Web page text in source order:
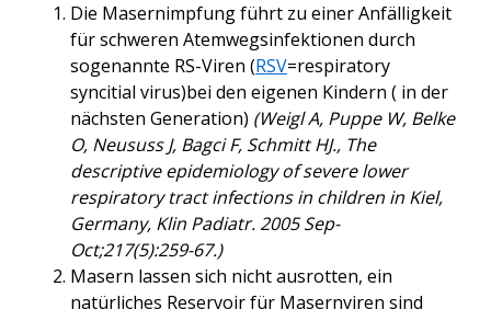
Die Masernimpfung führt zu einer Anfälligkeit
für schweren Atemwegsinfektionen durch
sogenannte RS-Viren (RSV=respiratory
syncitial virus)bei den eigenen Kindern ( in der
nächsten Generation) (Weigl A, Puppe W, Belke
O, Neususs J, Bagci F, Schmitt HJ., The
descriptive epidemiology of severe lower
respiratory tract infections in children in Kiel,
Germany, Klin Padiatr. 2005 Sep-
Oct;217(5):259-67.)
Masern lassen sich nicht ausrotten, ein
natürliches Reservoir für Masernviren sind